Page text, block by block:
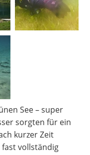
See – super
sorgten für ein
kurzer Zeit
vollständig